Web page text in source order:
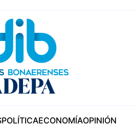
POLÍTICAECONOMÍAOPINIÓN